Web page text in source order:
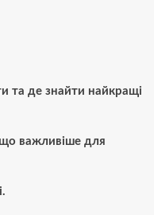
та де знайти найкращі
важливіше для